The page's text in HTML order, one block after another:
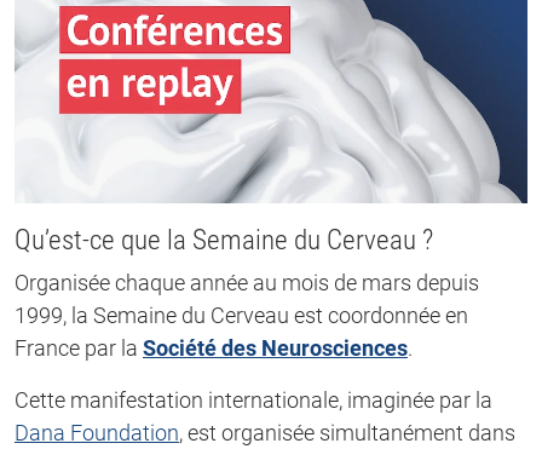
Qu’est-ce que la Semaine du Cerveau ?
Organisée chaque année au mois de mars depuis
1999, la Semaine du Cerveau est coordonnée en
France par la Société des Neurosciences.
Cette manifestation internationale, imaginée par la
Dana Foundation, est organisée simultanément dans